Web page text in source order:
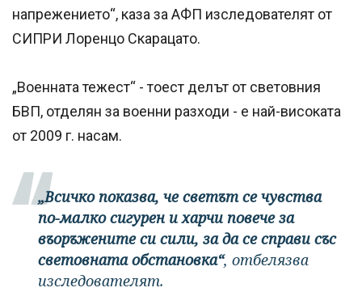
напрежението“, каза за АФП изследователят от
СИПРИ Лоренцо Скарацато.
„Военната тежест“ - тоест делът от световния
БВП, отделян за военни разходи - е най-високата
от 2009 г. насам.
„Всичко показва, че светът се чувства
по-малко сигурен и харчи повече за
въоръжените си сили, за да се справи със
световната обстановка“, отбелязва
изследователят.